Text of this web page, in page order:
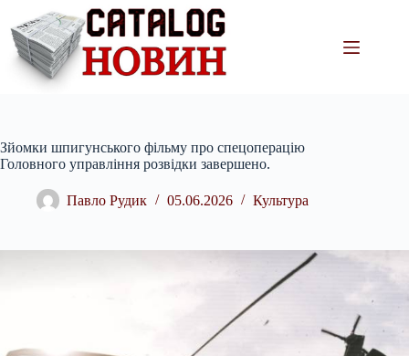
вмісту
Зйомки шпигунського фільму про спецоперацію
Головного управління розвідки завершено.
Павло Рудик 05.06.2026 Культура